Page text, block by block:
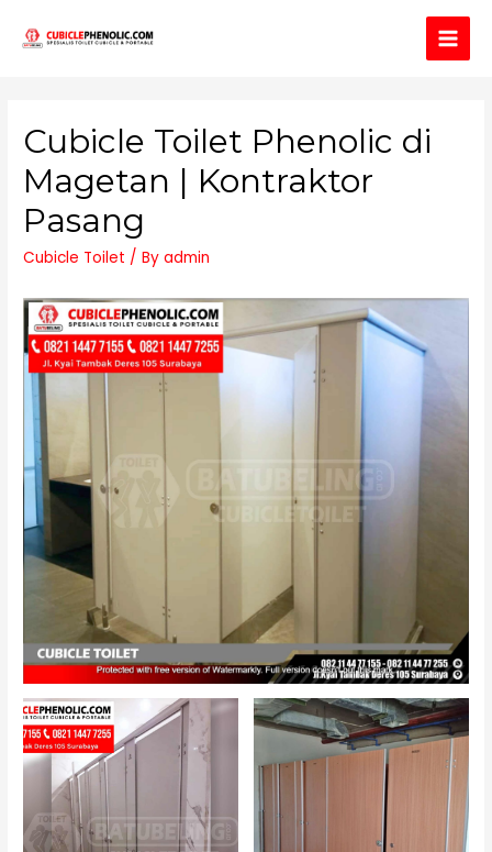
Main
Cubicle Toilet Phenolic di
Magetan | Kontraktor
Pasang
Cubicle Toilet / Byadmin